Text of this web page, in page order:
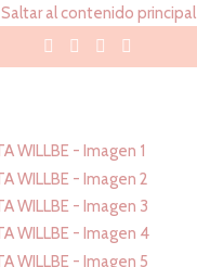
Saltar al contenido principal